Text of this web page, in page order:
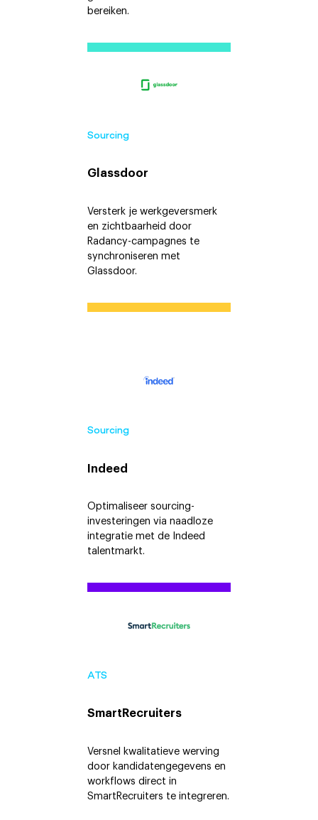
bereiken.
Sourcing
Glassdoor
Versterk je werkgeversmerk
en zichtbaarheid door
Radancy-campagnes te
synchroniseren met
Glassdoor.
Sourcing
Indeed
Optimaliseer sourcing-
investeringen via naadloze
integratie met de Indeed
talentmarkt.
ATS
SmartRecruiters
Versnel kwalitatieve werving
door kandidatengegevens en
workflows direct in
SmartRecruiters te integreren.